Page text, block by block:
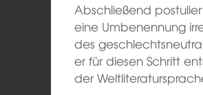
Abschließend
eine Umbenennung
des
er für diesen Schritt
der